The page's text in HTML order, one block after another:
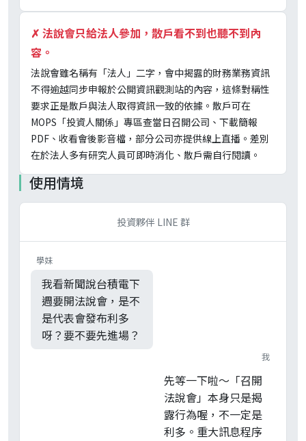
✗ 法說會只給法人參加，散戶看不到也聽不到內
容。
法說會雖名稱有「法人」二字，會中揭露的財務業務資訊
不得逾越同步申報於公開資訊觀測站的內容，這條對稱性
要求正是散戶與法人取得資訊一致的依據。散戶可在
MOPS「投資人關係」專區查當日召開公司、下載簡報
PDF、收看會後影音檔，部分公司亦提供線上直播。差別
在於法人多有研究人員可即時消化、散戶需自行閱讀。
使用情境
投資夥伴 LINE 群
學妹
我看新聞說台積電下
週要開法說會，是不
是代表會發布利多
呀？要不要先進場？
我
先等一下啦～「召開
法說會」本身只是揭
露行為喔，不一定是
利多。重大訊息程序